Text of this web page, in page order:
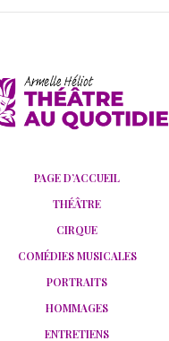
PAGE D’ACCUEIL
THÉÂTRE
CIRQUE
COMÉDIES MUSICALES
PORTRAITS
HOMMAGES
ENTRETIENS